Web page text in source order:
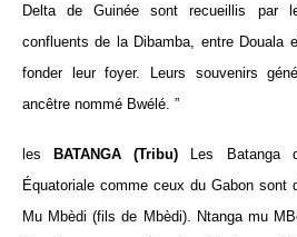
Delta de Guinée sont recueillis par
confluents de la Dibamba, entre Douala
fonder leur foyer. Leurs souvenirs
ancêtre nommé Bwélé. ”
les BATANGA (Tribu)
Les Batanga
Équatoriale comme ceux du Gabon sont
Mu Mbèdi (fils de Mbèdi). Ntanga mu